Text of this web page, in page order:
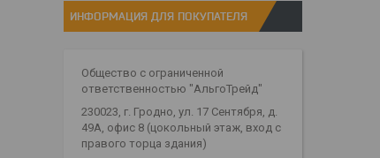
ИНФОРМАЦИЯ ДЛЯ ПОКУПАТЕЛЯ
Общество с ограниченной
ответственностью "АльгоТрейд"
230023, г. Гродно, ул. 17 Сентября, д.
49А, офис 8 (цокольный этаж, вход с
правого торца здания)